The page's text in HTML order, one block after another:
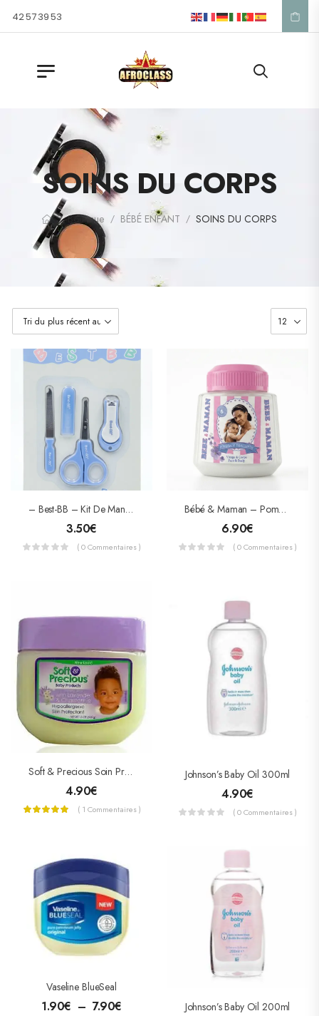
42 57 39 53
SOINS DU CORPS
/ Boutique / BÉBÉ ENFANT / SOINS DU CORPS
– Best-BB – Kit De Manucure Et Pédicure Pour Bébé Dès La Naissance (0m+)
3.50€
( 0 Commentaires )
Bébé & Maman – Pommade Traitante 500ml
6.90€
( 0 Commentaires )
Soft & Precious Soin Protecteur Pour Enfants A La Lavande Et A La Camomille 368g
4.90€
( 1 Commentaires )
Johnson’s Baby Oil 300ml
4.90€
( 0 Commentaires )
Vaseline BlueSeal
1.90€ – 7.90€ Johnson’s Baby Oil 200ml